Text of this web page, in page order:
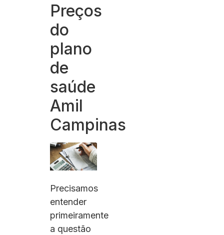
Preços
do
plano
de
saúde
Amil
Campinas
Precisamos
entender
primeiramente
a questão